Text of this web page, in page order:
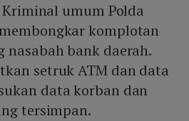
umum Polda
komplotan
nasabah bank daerah.
setruk ATM dan data
data korban dan
tersimpan.